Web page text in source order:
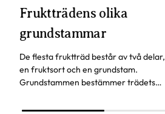
Fruktträdens olika
grundstammar
De flesta fruktträd består av två delar,
en fruktsort och en grundstam.
Grundstammen bestämmer trädets
egenskaper är när trädet börjar bära